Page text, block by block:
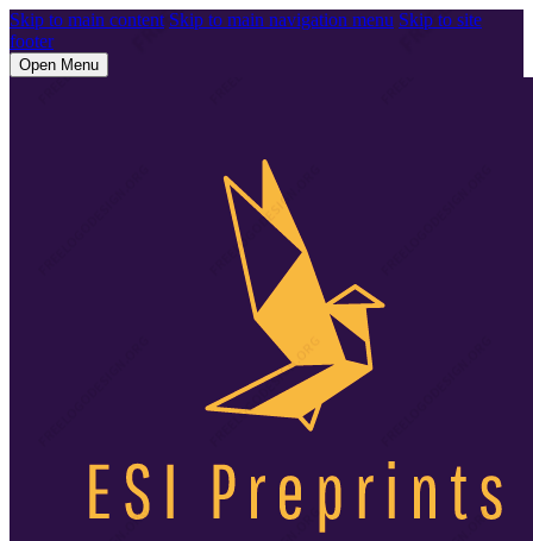
Skip to main content Skip to main navigation menu Skip to site
footer
Open Menu